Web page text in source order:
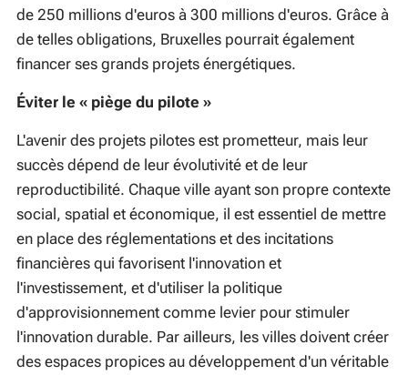
de 250 millions d'euros à 300 millions d'euros. Grâce à
de telles obligations, Bruxelles pourrait également
financer ses grands projets énergétiques.
Éviter le « piège du pilote »
L'avenir des projets pilotes est prometteur, mais leur
succès dépend de leur évolutivité et de leur
reproductibilité. Chaque ville ayant son propre contexte
social, spatial et économique, il est essentiel de mettre
en place des réglementations et des incitations
financières qui favorisent l'innovation et
l'investissement, et d'utiliser la politique
d'approvisionnement comme levier pour stimuler
l'innovation durable. Par ailleurs, les villes doivent créer
des espaces propices au développement d'un véritable